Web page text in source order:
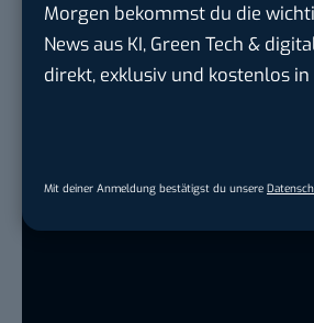
Morgen bekommst du die
News aus KI, Green Tech &
direkt, exklusiv und kostenlos in
Mit deiner Anmeldung bestätigst du unsere